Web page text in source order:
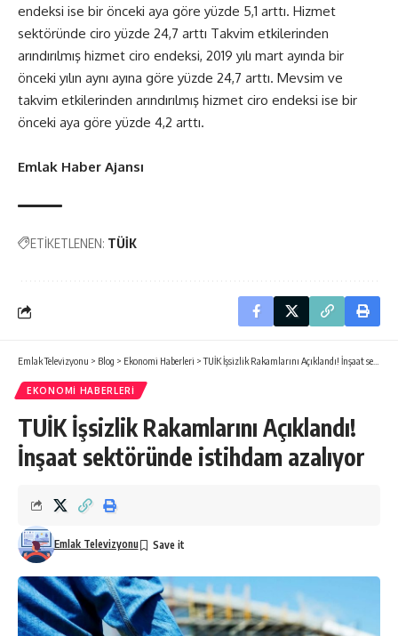
endeksi ise bir önceki aya göre yüzde 5,1 arttı. Hizmet
sektöründe ciro yüzde 24,7 arttı Takvim etkilerinden
arındırılmış hizmet ciro endeksi, 2019 yılı mart ayında bir
önceki yılın aynı ayına göre yüzde 24,7 arttı. Mevsim ve
takvim etkilerinden arındırılmış hizmet ciro endeksi ise bir
önceki aya göre yüzde 4,2 arttı.
Emlak Haber Ajansı
ETİKETLENEN: TÜİK
Emlak Televizyonu > Blog > Ekonomi Haberleri >TUİK İşsizlik Rakamlarını Açıklandı! İnşaat sektöründe istihdam azalıyor
EKONOMI HABERLERI
TUİK İşsizlik Rakamlarını Açıklandı!
İnşaat sektöründe istihdam azalıyor
Emlak Televizyonu